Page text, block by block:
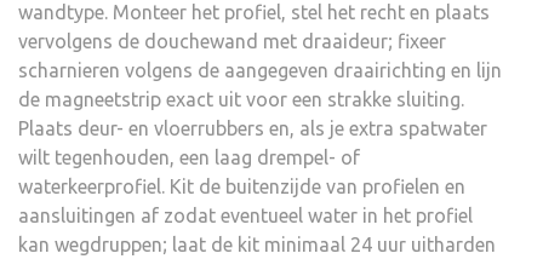
wandtype. Monteer het profiel, stel het recht en plaats
vervolgens de douchewand met draaideur; fixeer
scharnieren volgens de aangegeven draairichting en lijn
de magneetstrip exact uit voor een strakke sluiting.
Plaats deur- en vloerrubbers en, als je extra spatwater
wilt tegenhouden, een laag drempel- of
waterkeerprofiel. Kit de buitenzijde van profielen en
aansluitingen af zodat eventueel water in het profiel
kan wegdruppen; laat de kit minimaal 24 uur uitharden